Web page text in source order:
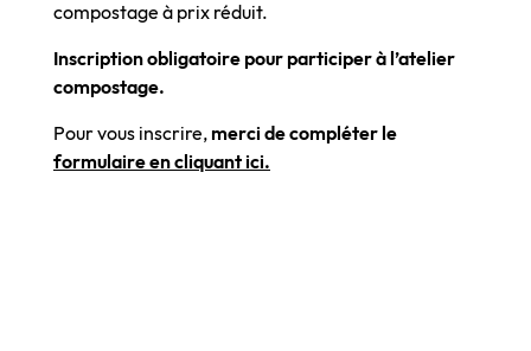
compostage à prix réduit.
Inscription obligatoire pour participer à l’atelier
compostage.
Pour vous inscrire, merci de compléter le
formulaire en cliquant ici.